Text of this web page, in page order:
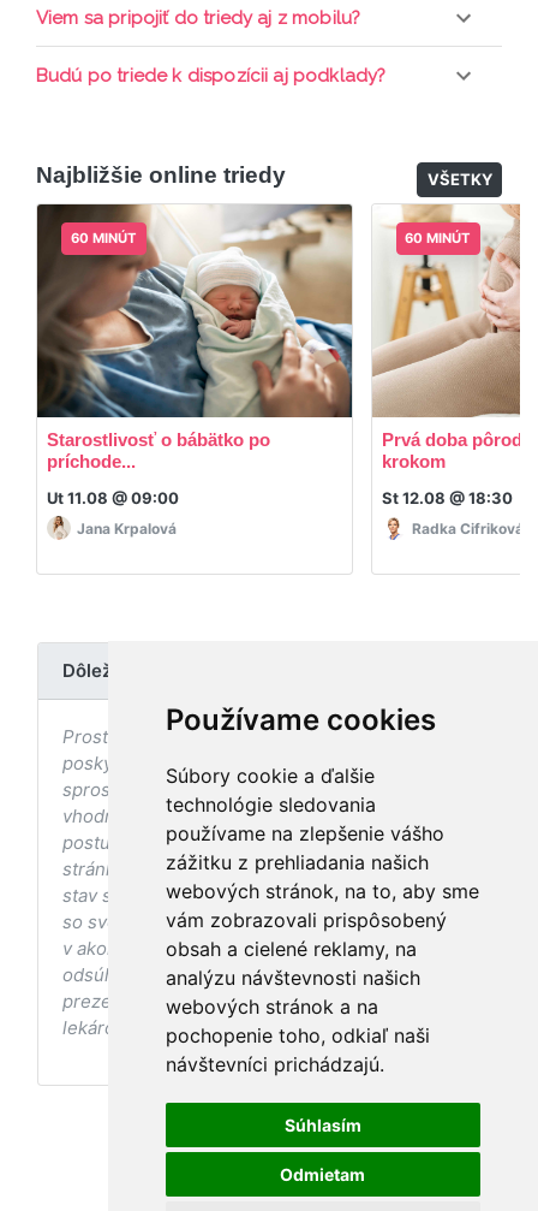
Používame cookies
Súbory cookie a ďalšie
technológie sledovania
používame na zlepšenie vášho
zážitku z prehliadania našich
webových stránok, na to, aby sme
vám zobrazovali prispôsobený
obsah a cielené reklamy, na
analýzu návštevnosti našich
webových stránok a na
pochopenie toho, odkiaľ naši
návštevníci prichádzajú.
Súhlasím
Odmietam
Triedy sa priebežne opakujú, stačí sledovať ponuku
Viem sa pripojiť do triedy aj z mobilu?
Áno, pripojenie do triedy je možné aj cez mobil,
Budú po triede k dispozícii aj podklady?
dispozícií.
Najbližšie online triedy VŠETKY
60 MINÚT
Starostlivosť o bábätko po
príchode...
Ut 11.08 @ 09:00
Jana Krpalová
60 MINÚT
Prvá doba
krokom
St 12.08 @ 18:30
Radka Cifriková
Dôležité upozornenie
Prostredníctvom stránky nedochádza k
poskytovaniu zdravotnej starostlivosti, ani k jej
sprostredkovaniu, ani k jej nahrádzaniu. O
vhodných postupoch v oblasti zdravia, vhodnosti
postupov a odporúčaní prezentovaných na
stránke s ohľadom na Váš zdravotný
stav sa pred ich aplikáciou vždy vopred poraďte
so svojím ošetrujúcim lekárom, a to najmä ak ste
v akomkoľvek štádiu tehotenstva. Bez
odsúhlasenia postupov a odporúčaní
prezentovaných na stránke Vaším ošetrujúcim
lekárom tieto postupy a odporúčania neaplikujte.